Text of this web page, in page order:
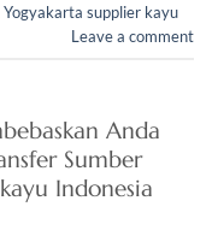
Yogyakarta supplier kayu
Leave a comment
Anda
Sumber
Indonesia